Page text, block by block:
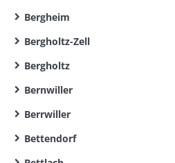
Bergheim
Bergholtz-Zell
Bergholtz
Bernwiller
Berrwiller
Bettendorf